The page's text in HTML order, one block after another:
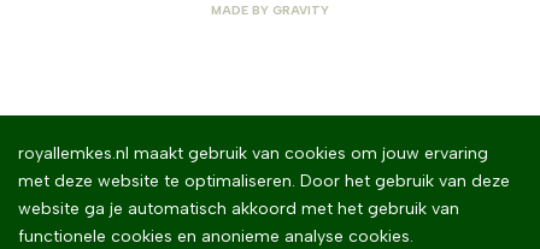
MADE BY GRAVITY
royallemkes.nl maakt gebruik van cookies om jouw ervaring
met deze website te optimaliseren. Door het gebruik van deze
website ga je automatisch akkoord met het gebruik van
functionele cookies en anonieme analyse cookies.